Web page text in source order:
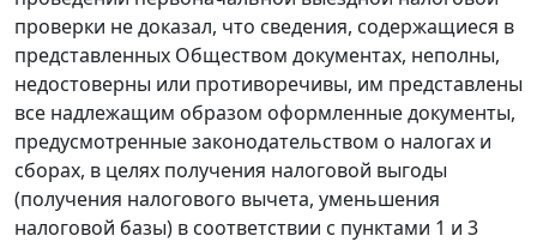
проверки не доказал, что сведения, содержащиеся в
представленных Обществом документах, неполны,
недостоверны или противоречивы, им представлены
все надлежащим образом оформленные документы,
предусмотренные законодательством о налогах и
сборах, в целях получения налоговой выгоды
(получения налогового вычета, уменьшения
налоговой базы) в соответствии с пунктами 1 и 3